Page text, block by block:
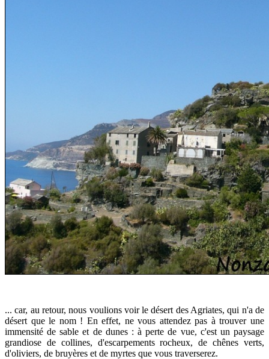
... car, au retour, nous voulions voirle désert des Agriates, qui n'a de
désert que le nom ! En effet, ne vous attendez pas à trouver une
immensité de sable et de dunes : à perte de vue, c'est un paysage
grandiose de collines, d'escarpements rocheux, de chênes verts,
d'oliviers, de bruyères et de myrtes que vous traverserez.